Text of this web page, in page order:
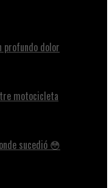
profundo dolor
motocicleta
sucedió 😳